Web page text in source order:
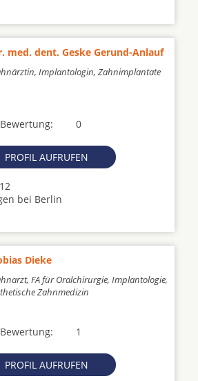
med. dent. Geske Gerund-Anlauf
Implantologin, Zahnimplantate
0
Bewertung:
PROFIL AUFRUFEN
bei Berlin
Dieke
FA für Oralchirurgie, Implantologie,
Zahnmedizin
1
Bewertung:
PROFIL AUFRUFEN